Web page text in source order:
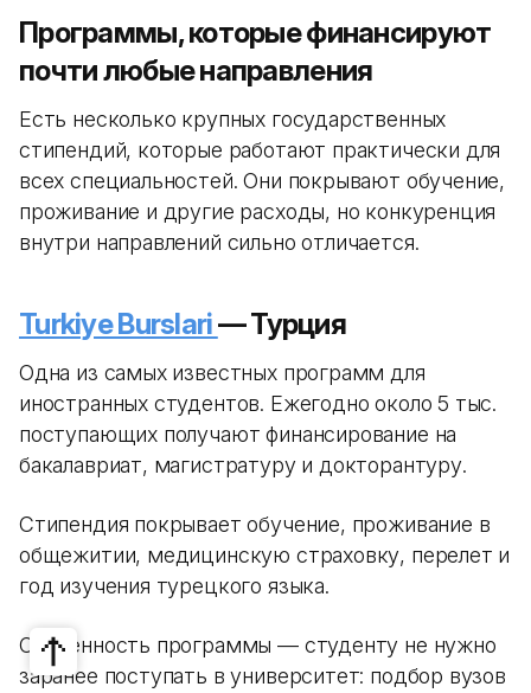
Программы, которые финансируют
почти любые направления
Есть несколько крупных государственных
стипендий, которые работают практически для
всех специальностей. Они покрывают обучение,
проживание и другие расходы, но конкуренция
внутри направлений сильно отличается.
Turkiye Burslari— Турция
Одна из самых известных программ для
иностранных студентов. Ежегодно около 5 тыс.
поступающих получают финансирование на
бакалавриат, магистратуру и докторантуру.
Стипендия покрывает обучение, проживание в
общежитии, медицинскую страховку, перелет и
год изучения турецкого языка.
Особенность программы — студенту не нужно
заранее поступать в университет: подбор вузов